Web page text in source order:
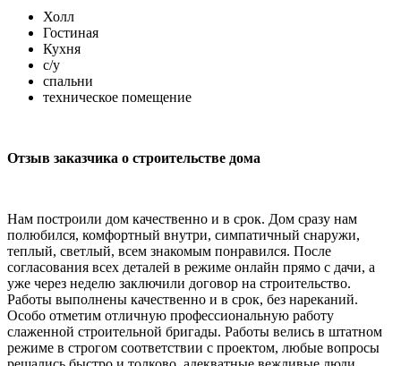
Холл
Гостиная
Кухня
с/у
спальни
техническое помещение
Отзыв заказчика о строительстве дома
Нам построили дом качественно и в срок. Дом сразу нам
полюбился, комфортный внутри, симпатичный снаружи,
теплый, светлый, всем знакомым понравился. После
согласования всех деталей в режиме онлайн прямо с дачи, а
уже через неделю заключили договор на строительство.
Работы выполнены качественно и в срок, без нареканий.
Особо отметим отличную профессиональную работу
слаженной строительной бригады. Работы велись в штатном
режиме в строгом соответствии с проектом, любые вопросы